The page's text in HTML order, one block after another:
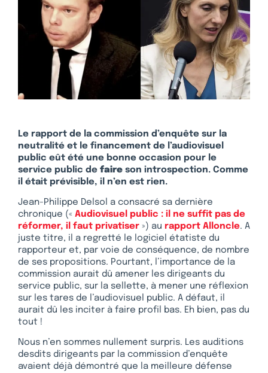
Le rapport de la commission d’enquête sur la
neutralité et le financement de l’audiovisuel
public eût été une bonne occasion pour le
service public de faire son introspection. Comme
il était prévisible, il n’en est rien.
Jean-Philippe Delsol a consacré sa dernière
chronique (« Audiovisuel public : il ne suffit pas de
réformer, il faut privatiser ») au rapport Alloncle. A
juste titre, il a regretté le logiciel étatiste du
rapporteur et, par voie de conséquence, de nombre
de ses propositions. Pourtant, l’importance de la
commission aurait dû amener les dirigeants du
service public, sur la sellette, à mener une réflexion
sur les tares de l’audiovisuel public. A défaut, il
aurait dû les inciter à faire profil bas. Eh bien, pas du
tout !
Nous n’en sommes nullement surpris. Les auditions
desdits dirigeants par la commission d’enquête
avaient déjà démontré que la meilleure défense